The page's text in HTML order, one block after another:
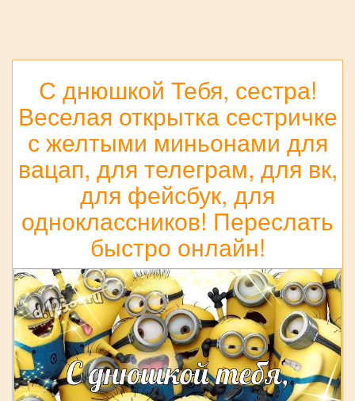
С днюшкой Тебя, сестра!
Веселая открытка сестричке
с желтыми миньонами для
вацап, для телеграм, для вк,
для фейсбук, для
одноклассников! Переслать
быстро онлайн!